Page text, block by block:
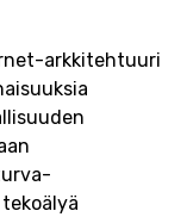
arkkitehtuuri